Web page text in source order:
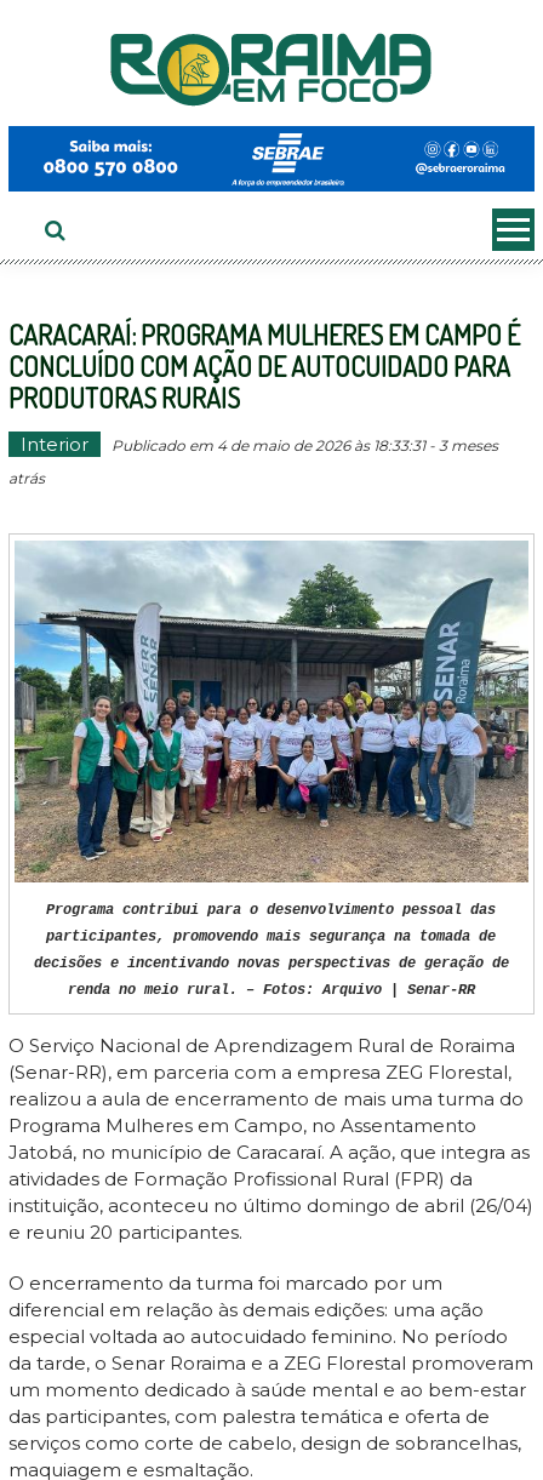
CARACARAÍ: PROGRAMA MULHERES EM CAMPO É
CONCLUÍDO COM AÇÃO DE AUTOCUIDADO PARA
PRODUTORAS RURAIS
Interior
Publicado em 4 de maio de 2026 às 18:33:31 - 3 meses
atrás
Programa contribui para o desenvolvimento pessoal das
participantes, promovendo mais segurança na tomada de
decisões e incentivando novas perspectivas de geração de
renda no meio rural. – Fotos: Arquivo | Senar-RR
O Serviço Nacional de Aprendizagem Rural de Roraima
(Senar-RR), em parceria com a empresa ZEG Florestal,
realizou a aula de encerramento de mais uma turma do
Programa Mulheres em Campo, no Assentamento
Jatobá, no município de Caracaraí. A ação, que integra as
atividades de Formação Profissional Rural (FPR) da
instituição, aconteceu no último domingo de abril (26/04)
e reuniu 20 participantes.
O encerramento da turma foi marcado por um
diferencial em relação às demais edições: uma ação
especial voltada ao autocuidado feminino. No período
da tarde, o Senar Roraima e a ZEG Florestal promoveram
um momento dedicado à saúde mental e ao bem-estar
das participantes, com palestra temática e oferta de
serviços como corte de cabelo, design de sobrancelhas,
maquiagem e esmaltação.